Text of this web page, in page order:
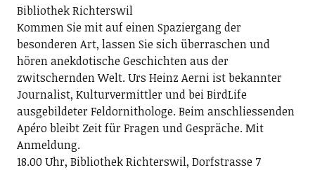
Bibliothek Richterswil
Kommen Sie mit auf einen Spaziergang der
besonderen Art, lassen Sie sich überraschen und
hören anekdotische Geschichten aus der
zwitschernden Welt. Urs Heinz Aerni ist bekannter
Journalist, Kulturvermittler und bei BirdLife
ausgebildeter Feldornithologe. Beim anschliessenden
Apéro bleibt Zeit für Fragen und Gespräche. Mit
Anmeldung.
18.00 Uhr, Bibliothek Richterswil, Dorfstrasse 7